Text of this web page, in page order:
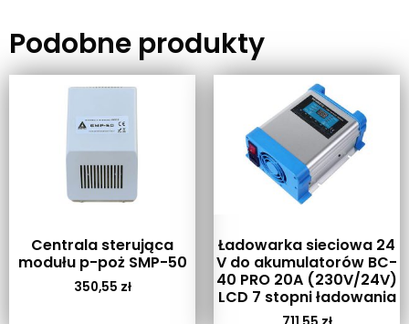
Podobne produkty
Centrala sterująca
modułu p-poż SMP-50
350,55 zł
Ładowarka sieciowa 24
V do akumulatorów BC-
40 PRO 20A (230V/24V)
LCD 7 stopni ładowania